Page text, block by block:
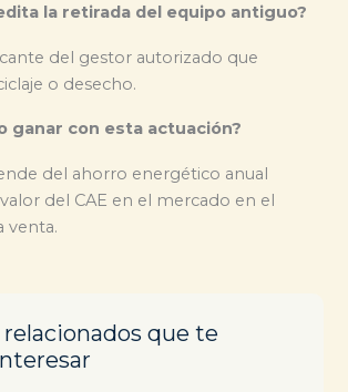
la retirada del equipo antiguo?
del gestor autorizado que
o desecho.
ganar con esta actuación?
del ahorro energético anual
del CAE en el mercado en el
venta.
que te